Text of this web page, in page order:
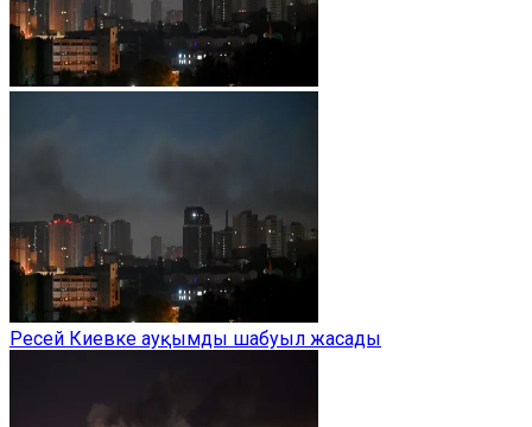
Ресей Киевке ауқымды шабуыл жасады